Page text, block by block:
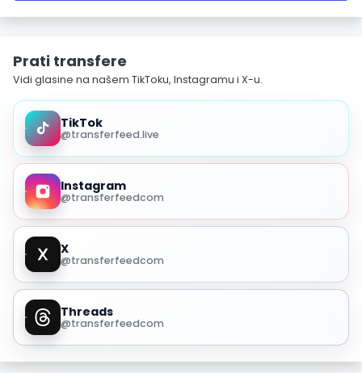
Prati transfere
Vidi glasine na našem TikToku, Instagramu i X-u.
TikTok
@transferfeed.live
Instagram
@transferfeedcom
X
@transferfeedcom
Threads
@transferfeedcom